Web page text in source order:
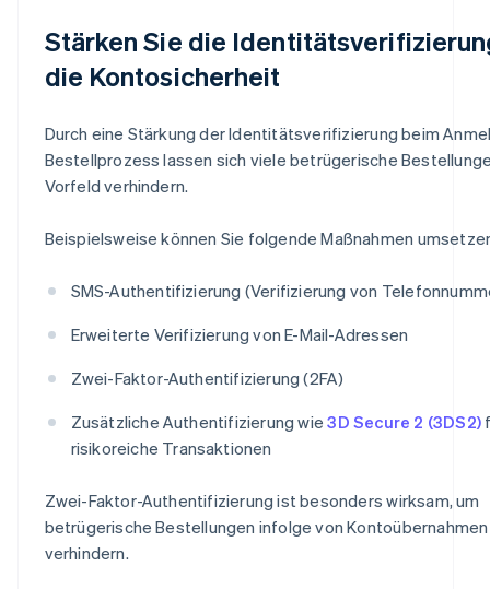
Stärken Sie die
die Kontosicherheit
Durch eine Stärkung der Identitätsverifizierung beim
Bestellprozess lassen sich viele betrügerische
Vorfeld verhindern.
Beispielsweise können Sie folgende Maßnahmen
SMS-Authentifizierung (Verifizierung von
Erweiterte Verifizierung von E-Mail-Adressen
Zwei-Faktor-Authentifizierung (2FA)
Zusätzliche Authentifizierung wie3D Secure 2 (3DS2)
risikoreiche Transaktionen
Zwei-Faktor-Authentifizierung ist besonders wirksam, um
betrügerische Bestellungen infolge von
verhindern.